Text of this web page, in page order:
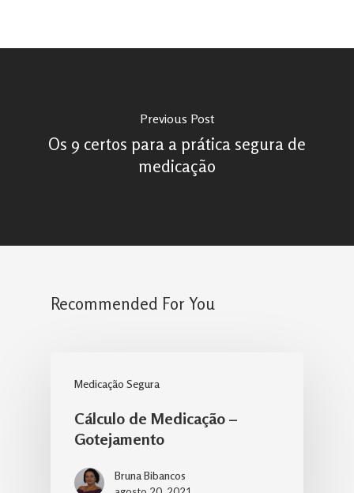
Previous Post
Os 9 certos para a prática segura de
medicação
Recommended For You
Medicação Segura
Cálculo de Medicação –
Gotejamento
Bruna Bibancos